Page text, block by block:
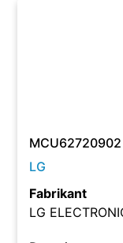
MCU62720902
LG
Fabrikant
LG